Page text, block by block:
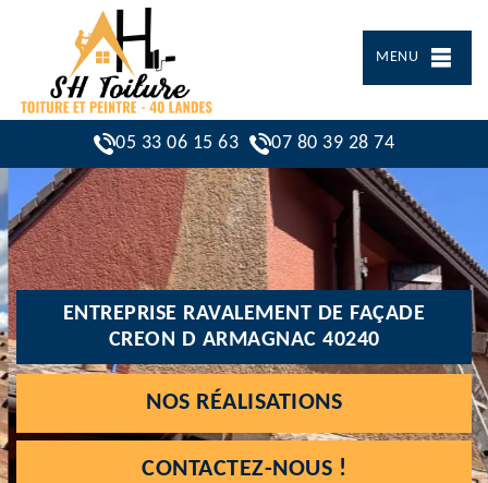
MENU
05 33 06 15 63 07 80 39 28 74
ENTREPRISE RAVALEMENT DE FAÇADE
CREON D ARMAGNAC 40240
NOS RÉALISATIONS
CONTACTEZ-NOUS !